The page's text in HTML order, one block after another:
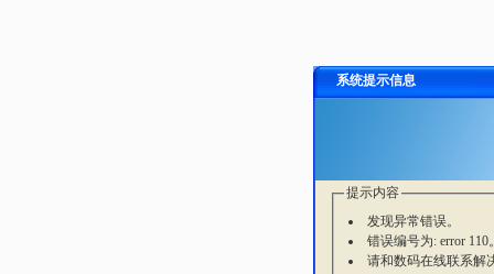
系统提示信息
提示内容
发现异常错误。
错误编号为: error 110
请和数码在线联系解